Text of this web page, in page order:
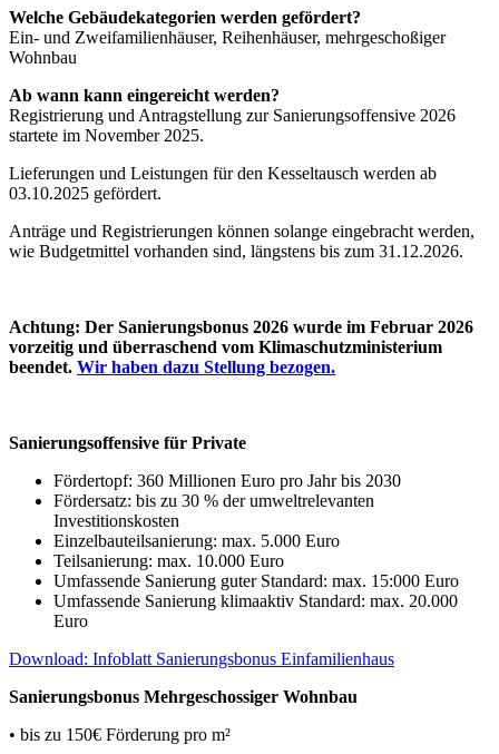
Welche Gebäudekategorien werden gefördert?
Ein- und Zweifamilienhäuser, Reihenhäuser, mehrgeschoßiger
Wohnbau
Ab wann kann eingereicht werden?
Registrierung und Antragstellung zur Sanierungsoffensive 2026
startete im November 2025.
Lieferungen und Leistungen für den Kesseltausch werden ab
03.10.2025 gefördert.
Anträge und Registrierungen können solange eingebracht werden,
wie Budgetmittel vorhanden sind, längstens bis zum 31.12.2026.
Achtung: Der Sanierungsbonus 2026 wurde im Februar 2026
vorzeitig und überraschend vom Klimaschutzministerium
beendet. Wir haben dazu Stellung bezogen.
Sanierungsoffensive für Private
Fördertopf: 360 Millionen Euro pro Jahr bis 2030
Fördersatz: bis zu 30 % der umweltrelevanten
Investitionskosten
Einzelbauteilsanierung: max. 5.000 Euro
Teilsanierung: max. 10.000 Euro
Umfassende Sanierung guter Standard: max. 15:000 Euro
Umfassende Sanierung klimaaktiv Standard: max. 20.000
Euro
Download: Infoblatt Sanierungsbonus Einfamilienhaus
Sanierungsbonus Mehrgeschossiger Wohnbau
• bis zu 150€ Förderung pro m²